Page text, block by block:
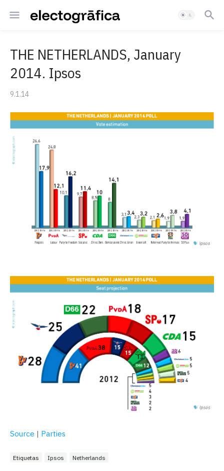
THE NETHERLANDS, January
2014. Ipsos
9.1.14
Source | Parties
Etiquetas Ipsos Netherlands